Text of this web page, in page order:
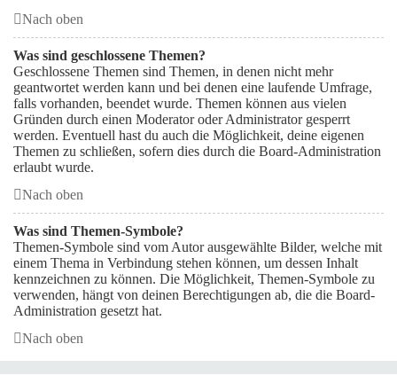
Nach oben
Was sind geschlossene Themen?
Geschlossene Themen sind Themen, in denen nicht mehr
geantwortet werden kann und bei denen eine laufende Umfrage,
falls vorhanden, beendet wurde. Themen können aus vielen
Gründen durch einen Moderator oder Administrator gesperrt
werden. Eventuell hast du auch die Möglichkeit, deine eigenen
Themen zu schließen, sofern dies durch die Board-Administration
erlaubt wurde.
Nach oben
Was sind Themen-Symbole?
Themen-Symbole sind vom Autor ausgewählte Bilder, welche mit
einem Thema in Verbindung stehen können, um dessen Inhalt
kennzeichnen zu können. Die Möglichkeit, Themen-Symbole zu
verwenden, hängt von deinen Berechtigungen ab, die die Board-
Administration gesetzt hat.
Nach oben